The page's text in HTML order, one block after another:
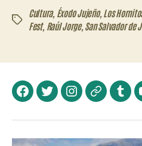
Etiquetas
Cultura, Éxodo Jujeño, Los
Fest, Raúl Jorge, San Salvador de
FacebookTwitterInstagramTelegram